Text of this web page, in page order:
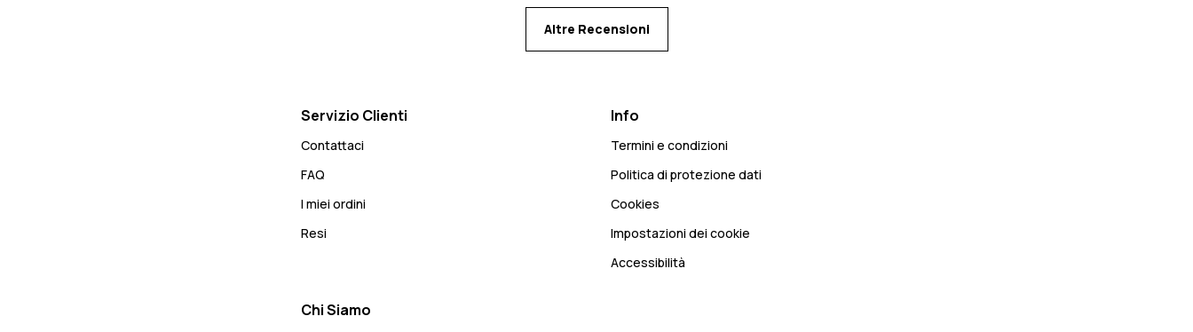
Altre Recensioni
Servizio Clienti
Contattaci
FAQ
I miei ordini
Resi
Info
Termini e condizioni
Politica di protezione dati
Cookies
Impostazioni dei cookie
Accessibilità
Chi Siamo